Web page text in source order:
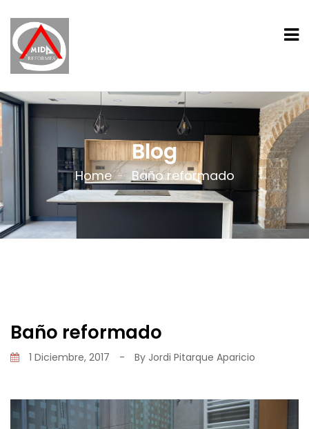
Blog
Home Baño reformado
Baño reformado
1 Diciembre, 2017 - By Jordi Pitarque Aparicio